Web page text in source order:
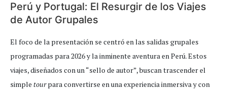
Perú y Portugal: El Resurgir de los Viajes
de Autor Grupales
El foco de la presentación se centró en las salidas grupales
programadas para 2026 y la inminente aventura en Perú. Estos
viajes, diseñados con un “sello de autor”, buscan trascender el
simple tourpara convertirse en una experiencia inmersiva y con